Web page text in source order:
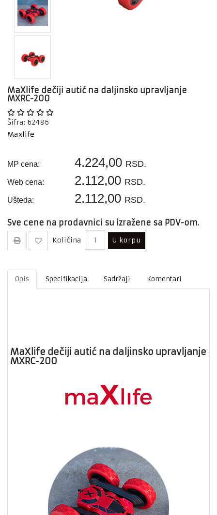
Konfigurator
MaXlife dečiji autić na daljinsko upravljanje
MXRC-200
Šifra: 62486
Maxlife
MP cena: 4.224,00 RSD.
Web cena: 2.112,00 RSD.
Ušteda: 2.112,00 RSD.
Sve cene na prodavnici su izražene sa PDV-om.
Količina U korpu
Opis Specifikacija Sadržaji Komentari
MaXlife dečiji autić na daljinsko upravljanje
MXRC-200